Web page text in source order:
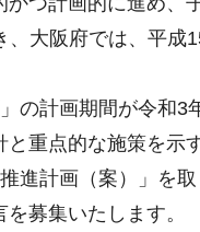
大阪府では、平
の計画期間が令和
重点的な施策を
進計画（案）」を
募集いたします。